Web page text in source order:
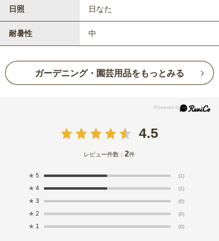
日照 日なた
耐暑性 中
ガーデニング・園芸用品をもっとみる
4.5
レビュー件数：2件
★ 5 (1)
★ 4 (1)
★ 3 (0)
★ 2 (0)
★ 1 (0)